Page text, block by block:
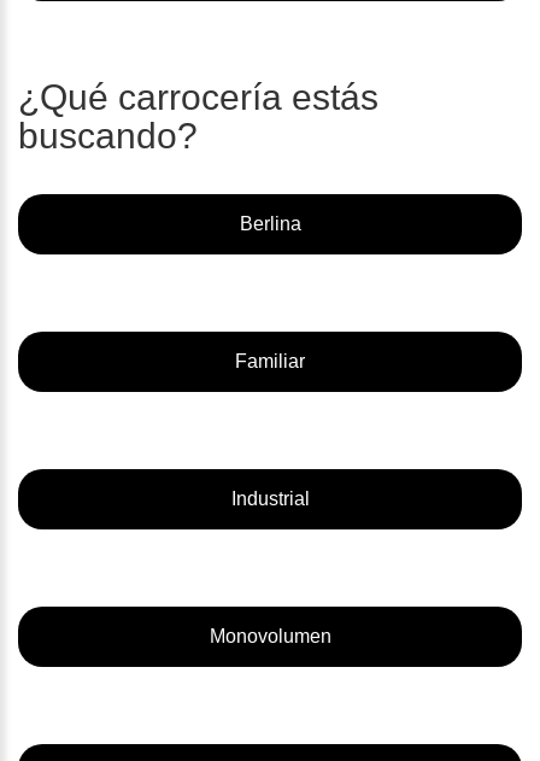
¿Qué carrocería estás
buscando?
Berlina
Familiar
Industrial
Monovolumen